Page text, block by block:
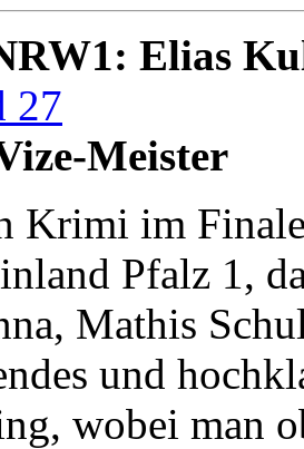
Elias
27
Meister
Krimi im
Pfalz 1,
Mathis
und
wobei man